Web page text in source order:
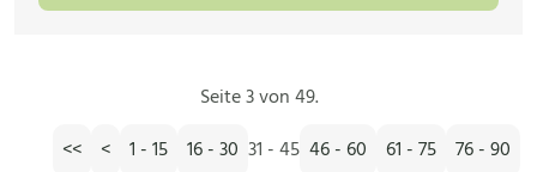
Seite 3 von 49.
<<
< 1 - 15 16 - 30 31 - 45 46 - 60 61 - 75
76 - 90